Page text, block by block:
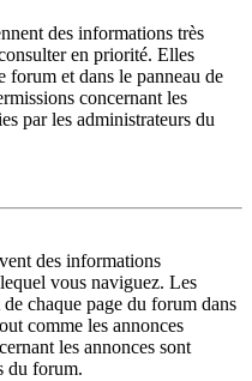
des informations très
en priorité. Elles
forum et dans le panneau de
concernant les
par les administrateurs du
des informations
vous naviguez. Les
chaque page du forum dans
comme les annonces
les annonces sont
du forum.